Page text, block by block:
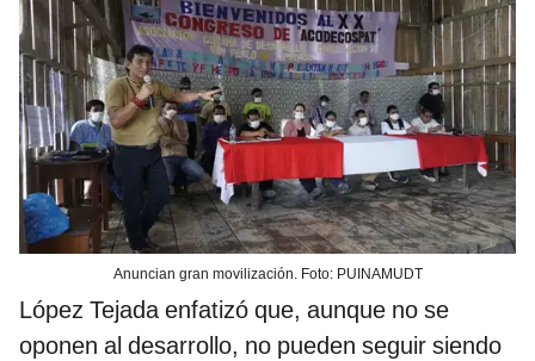
Anuncian gran movilización. Foto: PUINAMUDT
López Tejada enfatizó que, aunque no se
oponen al desarrollo, no pueden seguir siendo